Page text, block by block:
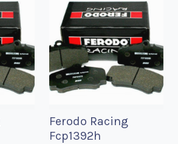
Ferodo Racing
Fcp1392h